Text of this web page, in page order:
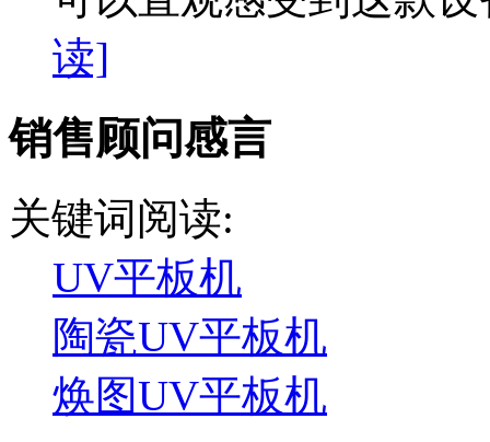
读]
销售顾问感言
关键词阅读:
UV平板机
陶瓷UV平板机
焕图UV平板机